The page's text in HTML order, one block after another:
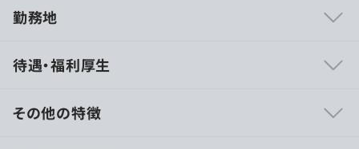
代表が研究開発系のエンジニア出身のため、エンジニアに
「市場価値の高い人材になってほしい」という育成方針に
勤務地
待遇・福利厚生
その他の特徴